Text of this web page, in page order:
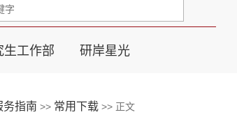
生工作部 研岸星光
务指南 >> 常用下载 >> 正文